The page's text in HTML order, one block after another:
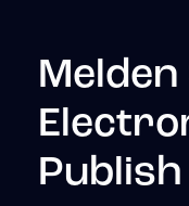
Melden